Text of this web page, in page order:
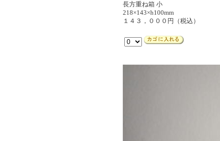
長方重ね箱 小
218×143×h100mm
１４３，０００円（税込）